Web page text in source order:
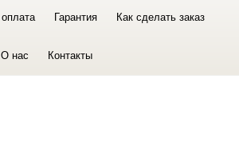
Гарантия Как сделать заказ
О нас Контакты